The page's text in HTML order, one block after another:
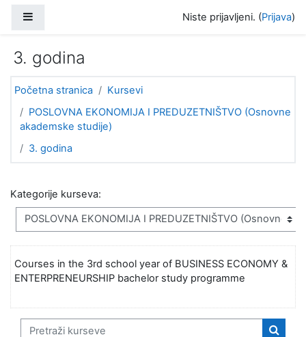
Niste prijavljeni. (Prijava)
3. godina
Početna stranica
Kursevi
POSLOVNA EKONOMIJA I PREDUZETNIŠTVO (Osnovne
akademske studije)
3. godina
Kategorije kurseva:
Courses in the 3rd school year of BUSINESS ECONOMY &
ENTERPRENEURSHIP bachelor study programme
Pretraži kurseve